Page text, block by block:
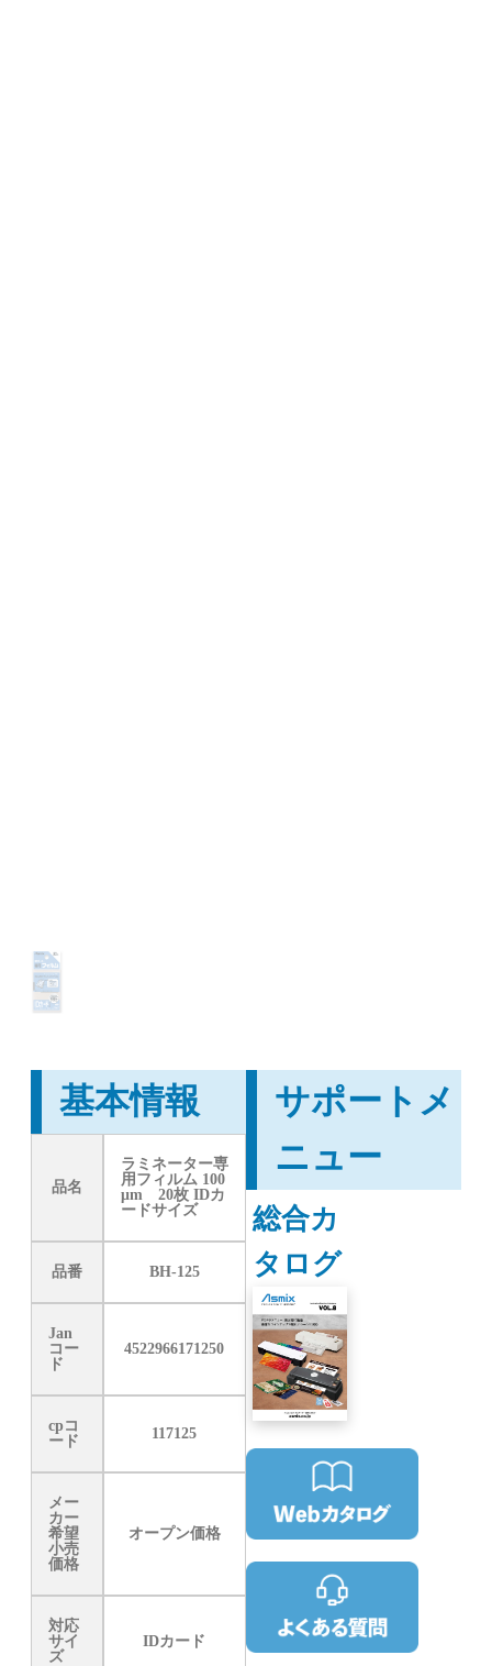
基本情報
品名
ラミネーター専
用フィルム 100
μm 20枚 IDカ
ードサイズ
品番 BH-125
Jan
コー
ド
4522966171250
cpコ
ード
117125
メー
カー
希望
小売
価格
オープン価格
対応
サイ
ズ
IDカード
サポートメ
ニュー
総合カ
タログ